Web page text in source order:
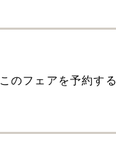
このフェアを予約する